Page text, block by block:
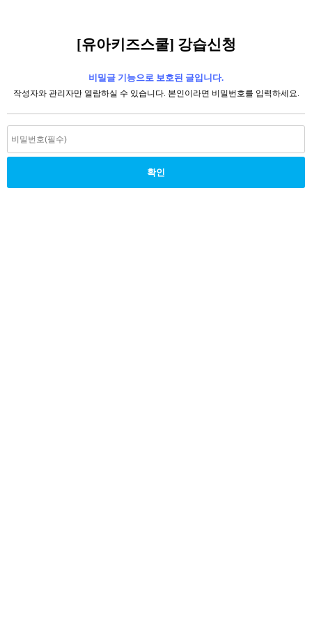
[유아키즈스쿨] 강습신청
비밀글 기능으로 보호된 글입니다.
작성자와 관리자만 열람하실 수 있습니다. 본인이라면 비밀번호를 입력하세요.